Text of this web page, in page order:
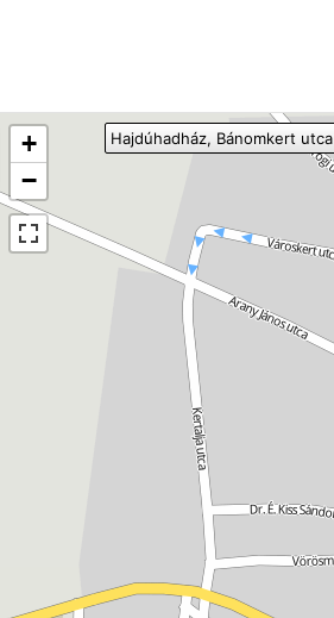
+
−
Hajdúhadház, Bánomkert utca